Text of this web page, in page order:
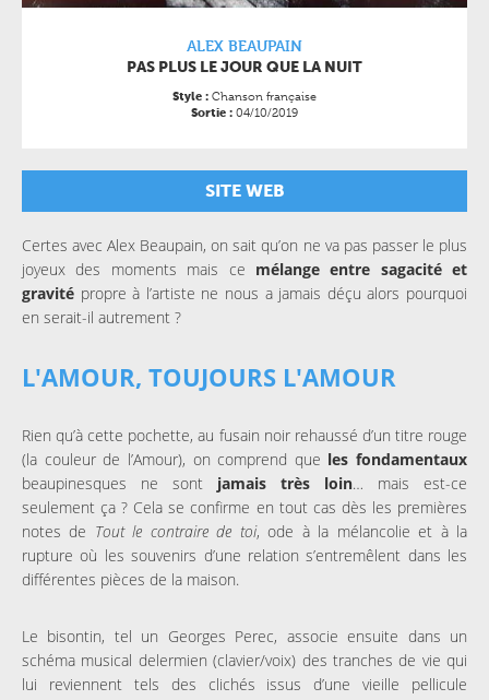
ALEX BEAUPAIN
PAS PLUS LE JOUR QUE LA NUIT
Style : Chanson française
Sortie : 04/10/2019
SITE WEB
Certes avec Alex Beaupain, on sait qu’on ne va pas passer le plus
joyeux des moments mais ce mélange entre sagacité et
gravité propre à l’artiste ne nous a jamais déçu alors pourquoi
en serait-il autrement ?
L'AMOUR, TOUJOURS L'AMOUR
Rien qu’à cette pochette, au fusain noir rehaussé d’un titre rouge
(la couleur de l’Amour), on comprend que les fondamentaux
beaupinesques ne sont jamais très loin… mais est-ce
seulement ça ? Cela se confirme en tout cas dès les premières
notes de Tout le contraire de toi, ode à la mélancolie et à la
rupture où les souvenirs d’une relation s’entremêlent dans les
différentes pièces de la maison.
Le bisontin, tel un Georges Perec, associe ensuite dans un
schéma musical delermien (clavier/voix) des tranches de vie qui
lui reviennent tels des clichés issus d’une vieille pellicule